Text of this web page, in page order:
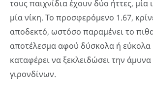
τους παιχνίδια έχουν δύο ήττες, μία
μία νίκη. Το προσφερόμενο 1.67,
αποδεκτό, ωστόσο παραμένει το
αποτέλεσμα αφού δύσκολα ή εύκολα
καταφέρει να ξεκλειδώσει την
γιρονδίνων.